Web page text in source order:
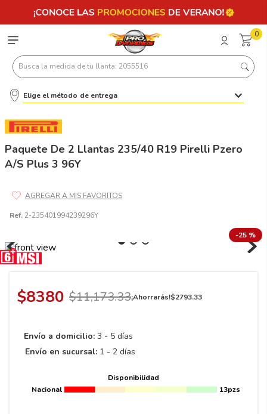
0
Busca la medida de tu llanta: 2055516
Elige el método de entrega
Paquete De 2 Llantas 235/40 R19 Pirelli Pzero
A/S Plus 3 96Y
Ref. 2-235401994239296Y
-25 %
$8380 $11,173.33¡Ahorrarás!$2793.33
Envío a domicilio: 3 - 5 días
Envío en sucursal: 1 - 2 días
Disponibilidad
Nacional
13pzs
Términos más buscados
.
7 245